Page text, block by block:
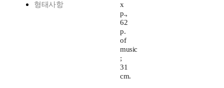
형태사항
x
p.,
62
p.
of
music
;
31
cm.